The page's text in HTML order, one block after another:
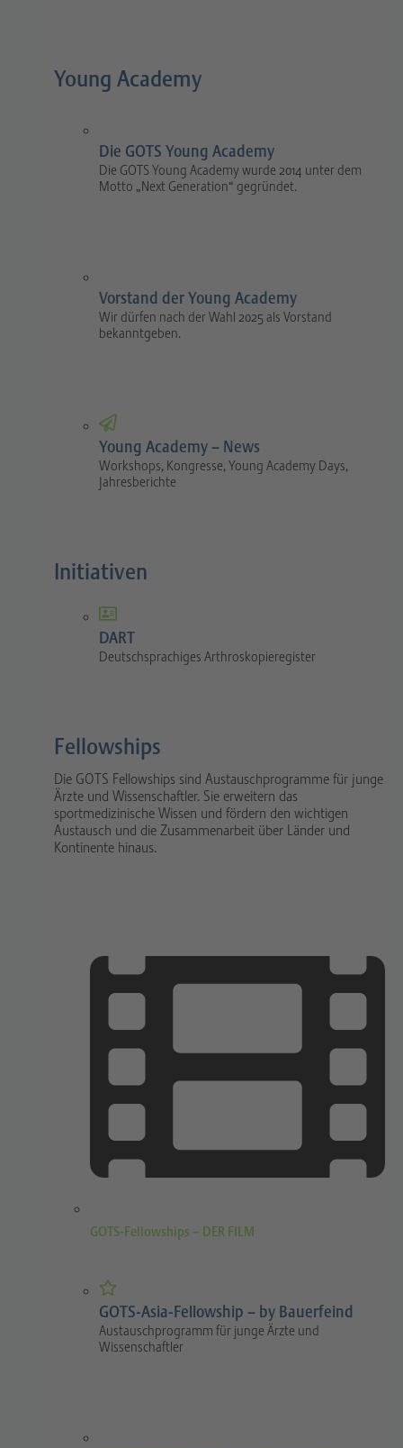
Young Academy
Die GOTS Young Academy
Die GOTS Young Academy wurde 2014 unter dem
Motto „Next Generation“ gegründet.
Vorstand der Young Academy
Wir dürfen nach der Wahl 2025 als Vorstand
bekanntgeben.
Young Academy – News
Workshops, Kongresse, Young Academy Days,
Jahresberichte
Initiativen
DART
Deutschsprachiges Arthroskopieregister
Fellowships
Die GOTS Fellowships sind Austauschprogramme für junge
Ärzte und Wissenschaftler. Sie erweitern das
sportmedizinische Wissen und fördern den wichtigen
Austausch und die Zusammenarbeit über Länder und
Kontinente hinaus.
GOTS-Fellowships – DER FILM
GOTS-Asia-Fellowship – by Bauerfeind
Austauschprogramm für junge Ärzte und
Wissenschaftler